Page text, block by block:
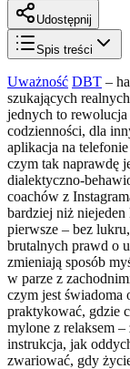
Udostępnij
Spis treści
Uważność DBT –
szukających
jednych to rewolucja
codzienności, dla
aplikacja na
czym tak naprawdę
dialektyczno-
coachów z
bardziej niż niejeden
pierwsze – bez
brutalnych prawd o
zmieniają sposób
w parze z
czym jest świadoma
praktykować, gdzie
mylone z relaksem
instrukcja, jak
zwariować, gdy